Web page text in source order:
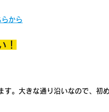
から
！
。大きな通り沿いなので、初